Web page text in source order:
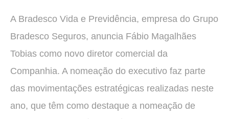
A Bradesco Vida e Previdência, empresa do Grupo
Bradesco Seguros, anuncia Fábio Magalhães
Tobias como novo diretor comercial da
Companhia. A nomeação do executivo faz parte
das movimentações estratégicas realizadas neste
ano, que têm como destaque a nomeação de